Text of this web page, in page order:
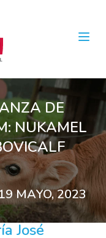
DE
NUKAMEL
19 MAYO, 2023
José